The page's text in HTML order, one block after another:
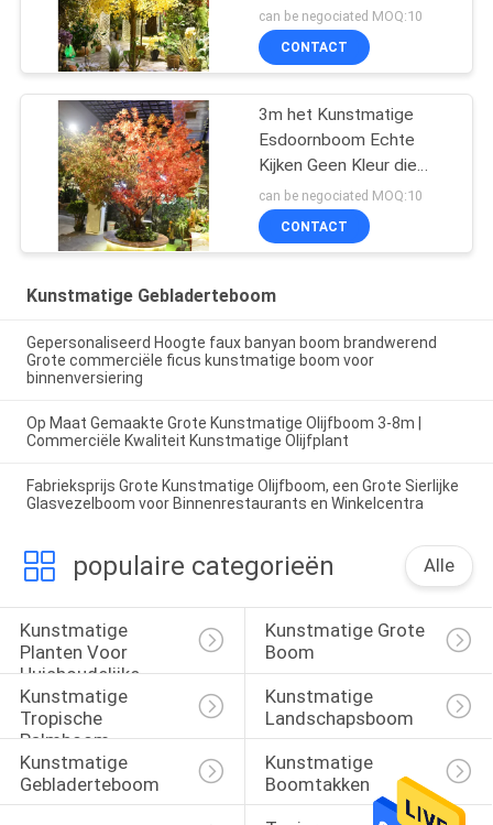
Kunstmatige Ginkgo de
Vloerboom
can be negociated MOQ:10
CONTACT
3m het Kunstmatige
Esdoornboom Echte
Kijken Geen Kleur die
Vibe Autumn Themed
Plant langzaam
verdwijnen
can be negociated MOQ:10
CONTACT
Kunstmatige Gebladerteboom
Gepersonaliseerd Hoogte faux banyan boom brandwerend
Grote commerciële ficus kunstmatige boom voor
binnenversiering
Op Maat Gemaakte Grote Kunstmatige Olijfboom 3-8m |
Commerciële Kwaliteit Kunstmatige Olijfplant
Fabrieksprijs Grote Kunstmatige Olijfboom, een Grote Sierlijke
Glasvezelboom voor Binnenrestaurants en Winkelcentra
populaire categorieën Alle
Kunstmatige
Planten Voor
Huishoudelijke
Inrichting
Kunstmatige Grote
Boom
Kunstmatige
Tropische
Palmboom
Kunstmatige
Landschapsboom
Kunstmatige
Gebladerteboom
Kunstmatige
Boomtakken